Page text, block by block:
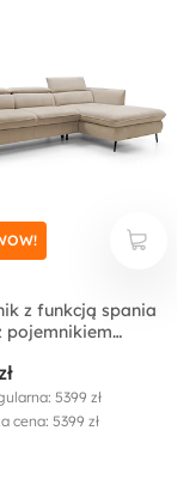
z funkcją spania
pojemnikiem
5399 zł
cena: 5399 zł